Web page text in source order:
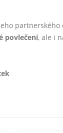
partnerského
povlečení, ale i